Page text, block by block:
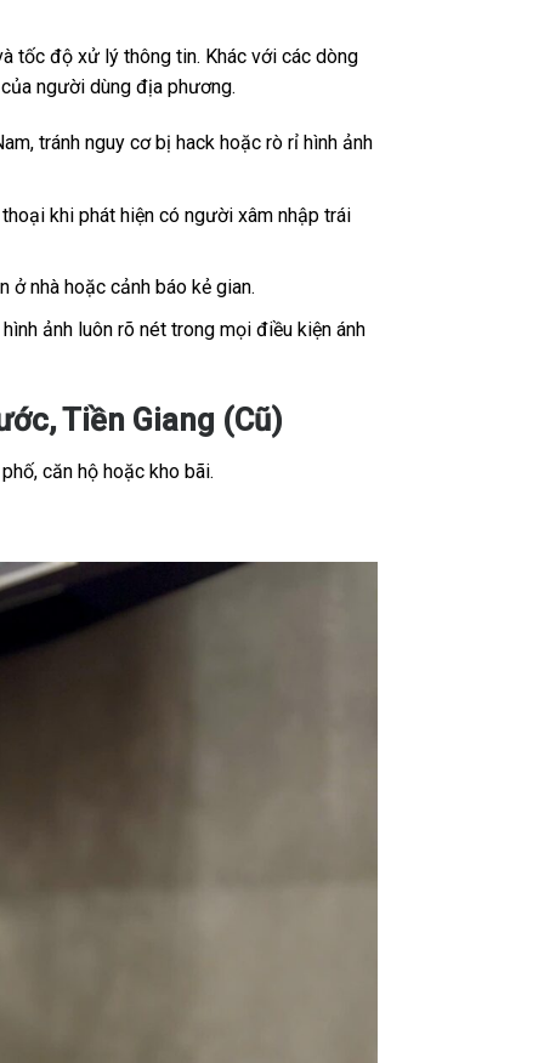
tốc độ xử lý thông tin. Khác với các dòng
người dùng địa phương.
tránh nguy cơ bị hack hoặc rò rỉ hình ảnh
khi phát hiện có người xâm nhập trái
nhà hoặc cảnh báo kẻ gian.
ảnh luôn rõ nét trong mọi điều kiện ánh
Tiền Giang (Cũ)
căn hộ hoặc kho bãi.